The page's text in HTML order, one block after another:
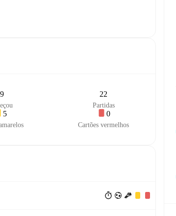
22
Partidas
5 0
Cartões vermelhos